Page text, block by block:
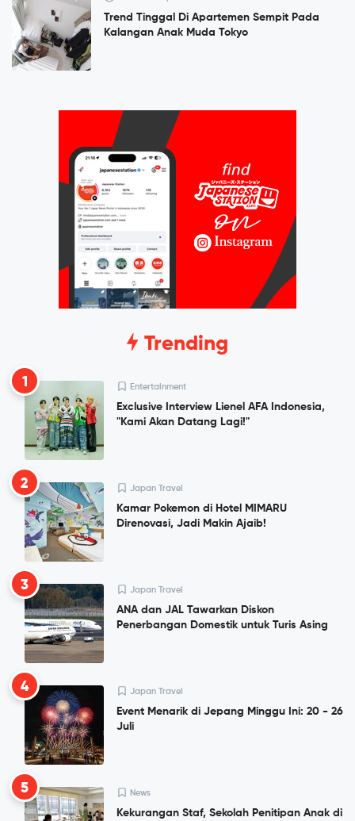
Trend Tinggal Di Apartemen Sempit Pada
Kalangan Anak Muda Tokyo
Trending
1 Entertainment
Exclusive Interview Lienel AFA Indonesia,
"Kami Akan Datang Lagi!"
2 Japan Travel
Kamar Pokemon di Hotel MIMARU
Direnovasi, Jadi Makin Ajaib!
3 Japan Travel
ANA dan JAL Tawarkan Diskon
Penerbangan Domestik untuk Turis Asing
4 Japan Travel
Event Menarik di Jepang Minggu Ini: 20 - 26
Juli
5 News
Kekurangan Staf, Sekolah Penitipan Anak di